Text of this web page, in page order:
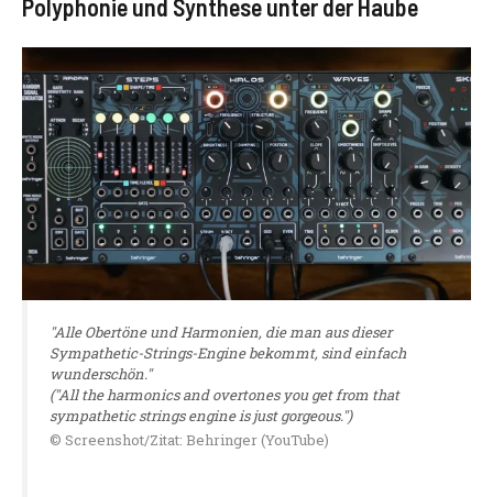
Polyphonie und Synthese unter der Haube
"Alle Obertöne und Harmonien, die man aus dieser
Sympathetic-Strings-Engine bekommt, sind einfach
wunderschön."
("All the harmonics and overtones you get from that
sympathetic strings engine is just gorgeous.")
© Screenshot/Zitat: Behringer (YouTube)